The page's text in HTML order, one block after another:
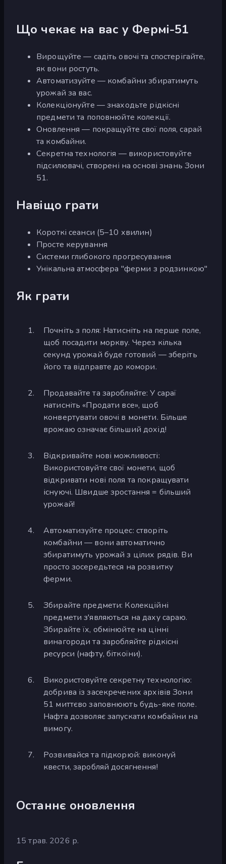
Що чекає на вас у Фермі-51
Вирощуйте — садіть овочі та спостерігайте,
як вони ростуть.
Автоматизуйте — комбайни збиратимуть
урожай за вас.
Колекціонуйте — знаходьте рідкісні
предмети та поповнюйте колекції.
Оновлення — покращуйте свої поля, сарай
та комбайни.
Секретна технологія — використовуйте
підсилювачі, створені на основі знань Зони
51.
Навіщо грати
Короткі сеанси (5–10 хвилин)
Просте керування
Системи глибокого прогресування
Унікальна атмосфера "ферми з родзинкою"
Як грати
Почніть з поля: Натисніть на перше поле,
щоб посадити моркву. Через кілька
секунд урожай буде готовий — зберіть
його та відправте до комори.
Продавайте та заробляйте: У сараї
натисніть «Продати все», щоб
конвертувати овочі в монети. Більше
врожаю означає більший дохід!
Відкривайте нові можливості:
Використовуйте свої монети, щоб
відкривати нові поля та покращувати
існуючі. Швидше зростання = більший
урожай!
Автоматизуйте процес: створіть
комбайни — вони автоматично
збиратимуть урожай з цілих рядів. Ви
просто зосередьтеся на розвитку
ферми.
Збирайте предмети: Колекційні
предмети з'являються на даху сараю.
Збирайте їх, обмінюйте на цінні
винагороди та заробляйте рідкісні
ресурси (нафту, біткоїни).
Використовуйте секретну технологію:
добрива із засекречених архівів Зони
51 миттєво заповнюють будь-яке поле.
Нафта дозволяє запускати комбайни на
вимогу.
Розвивайся та підкорюй: виконуй
квести, заробляй досягнення!
Останнє оновлення
15 трав. 2026 р.